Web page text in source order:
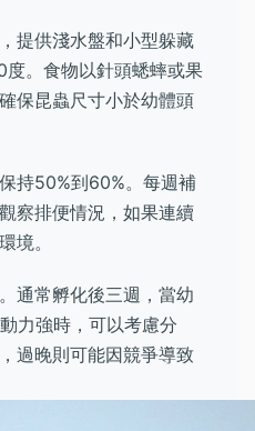
提供淺水盤和小型躲藏
。食物以針頭蟋蟀或果
保昆蟲尺寸小於幼體頭
持50%到60%。每週補
察排便情況，如果連續
境。
通常孵化後三週，當幼
力強時，可以考慮分
過晚則可能因競爭導致